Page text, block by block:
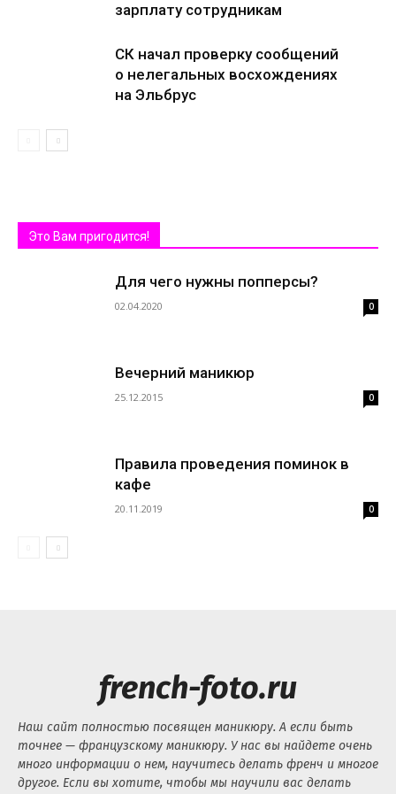
зарплату сотрудникам
СК начал проверку сообщений
о нелегальных восхождениях
на Эльбрус
Это Вам пригодится!
Для чего нужны попперсы?
02.04.2020 0
Вечерний маникюр
25.12.2015 0
Правила проведения поминок в
кафе
20.11.2019 0
french-foto.ru
Наш сайт полностью посвящен маникюру. А если быть
точнее — французскому маникюру. У нас вы найдете очень
много информации о нем, научитесь делать френч и многое
другое. Если вы хотите, чтобы мы научили вас делать